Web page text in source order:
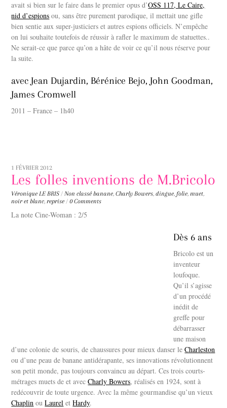
avait si bien sur le faire dans le premier opus d’OSS 117, Le Caire,
nid d’espions ou, sans être purement parodique, il mettait une gifle
bien sentie aux super-justiciers et autres espions officiels. N’empêche
on lui souhaite toutefois de réussir à rafler le maximum de statuettes..
Ne serait-ce que parce qu’on a hâte de voir ce qu’il nous réserve pour
la suite.
avec Jean Dujardin, Bérénice Bejo, John Goodman,
James Cromwell
2011 – France – 1h40
1 FÉVRIER 2012
Les folles inventions de M.Bricolo
Véronique LE BRIS / Non classé banane,Charly Bowers,dingue, folie, muet,
noir et blanc, reprise / 0 Comments
La note Cine-Woman : 2/5
Dès 6 ans
Bricolo est un
inventeur
loufoque.
Qu’il s’agisse
d’un procédé
inédit de
greffe pour
débarrasser
une maison
d’une colonie de souris, de chaussures pour mieux danser leCharleston
ou d’une peau de banane antidérapante, ses innovations révolutionnent
son petit monde, pas toujours convaincu au départ. Ces trois courts-
métrages muets de et avecCharly Bowers, réalisés en 1924, sont à
redécouvrir de toute urgence. Avec la même gourmandise qu’un vieux
Chaplin ouLaurel etHardy.